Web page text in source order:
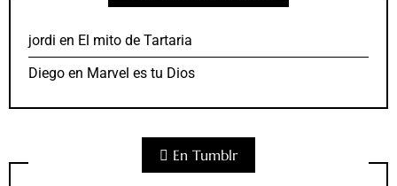
jordi en El mito de Tartaria
Diego en Marvel es tu Dios
En Tumblr